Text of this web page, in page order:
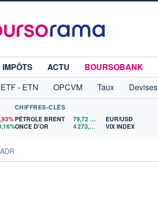
IMPÔTS ACTU
BOURSOBANK
ETF - ETN OPCVM Taux Devises
CHIFFRES-CLÉS
PÉTROLE BRENT
79,72$US
ONCE D'OR
4 273,60 $US
EUR/USD
VIX INDEX